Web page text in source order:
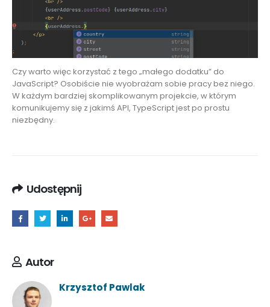
Czy warto więc korzystać z tego „małego dodatku” do
JavaScript? Osobiście nie wyobrażam sobie pracy bez niego.
W każdym bardziej skomplikowanym projekcie, w którym
komunikujemy się z jakimś API, TypeScript jest po prostu
niezbędny.
Udostępnij
Autor
Krzysztof Pawlak